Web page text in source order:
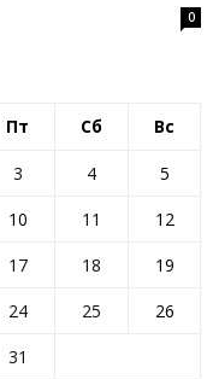
0
Пт Сб Вс
3 4
5
10 11
12
17 18
19
24 25
26
31